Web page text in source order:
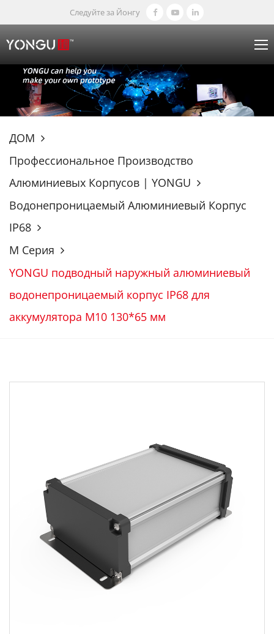
Следуйте за Йонгу
ДОМ
Профессиональное Производство
Алюминиевых Корпусов | YONGU
Водонепроницаемый Алюминиевый Корпус
IP68
М Серия
YONGU подводный наружный алюминиевый
водонепроницаемый корпус IP68 для
аккумулятора M10 130*65 мм